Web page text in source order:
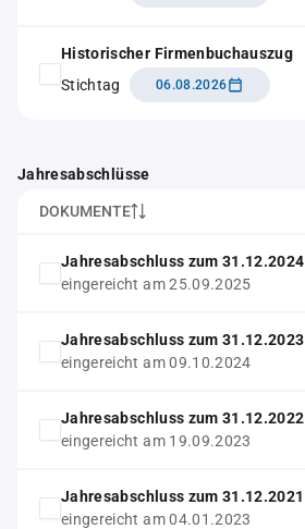
Historischer Firmenbuchauszug
Stichtag
06.08.2026
Jahresabschlüsse
DOKUMENTE
Jahresabschluss zum 31.12.2024
eingereicht am 25.09.2025
Jahresabschluss zum 31.12.2023
eingereicht am 09.10.2024
Jahresabschluss zum 31.12.2022
eingereicht am 19.09.2023
Jahresabschluss zum 31.12.2021
eingereicht am 04.01.2023